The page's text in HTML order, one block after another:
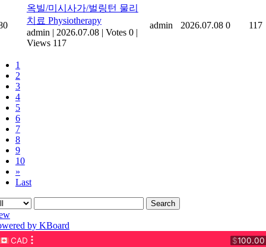
옥빌/미시사가/벌링턴 물리
치료 Physiotherapy
admin | 2026.07.08 | Votes 0 |
Views 117
admin 2026.07.08 0 117
1
2
3
4
5
6
7
8
9
10
»
Last
Search
by KBoard